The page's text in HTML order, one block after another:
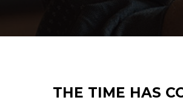
THE TIME HAS